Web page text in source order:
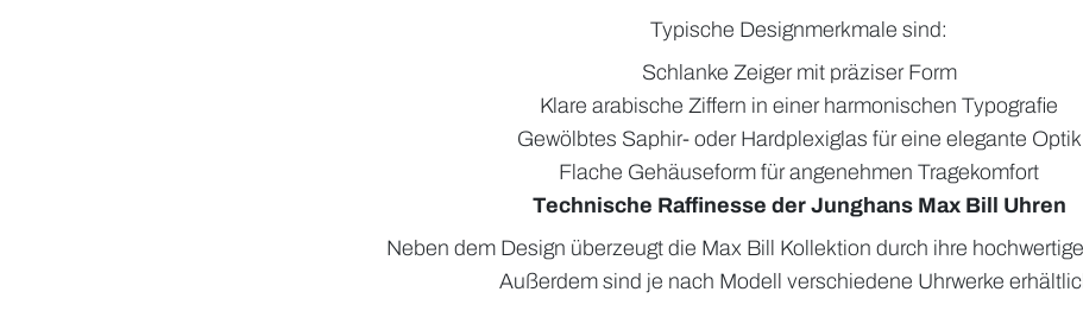
Typische Designmerkmale sind:
Schlanke Zeiger mit präziser Form
Klare arabische Ziffern in einer harmonischen Typografie
Gewölbtes Saphir- oder Hardplexiglas für eine elegante Optik
Flache Gehäuseform für angenehmen Tragekomfort
Technische Raffinesse der Junghans Max Bill Uhren
Neben dem Design überzeugt die Max Bill Kollektion durch ihre
Außerdem sind je nach Modell verschiedene Uhrwerke